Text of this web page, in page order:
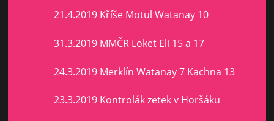
21.4.2019 Kříše Motul Watanay 10
31.3.2019 MMČR Loket Eli 15 a 17
24.3.2019 Merklín Watanay 7 Kachna 13
23.3.2019 Kontrolák zetek v Horšáku